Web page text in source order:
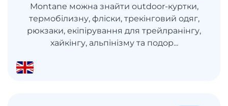
Montane можна знайти outdoor-куртки,
термобілизну, фліски, трекінговий одяг,
рюкзаки, екіпірування для трейлранінгу,
хайкінгу, альпінізму та подор...